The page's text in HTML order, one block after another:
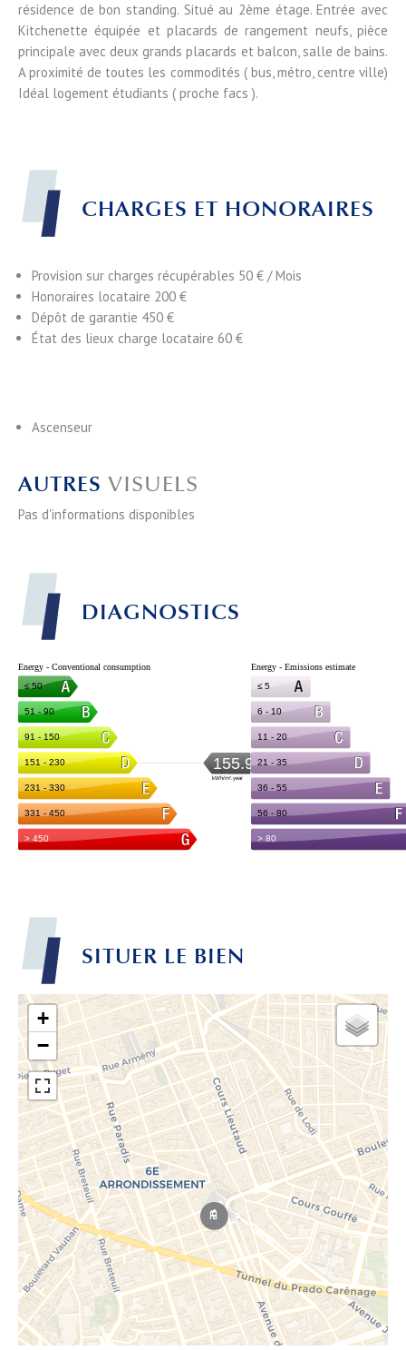
résidence de bon standing. Situé au 2ème étage. Entrée avec
Kitchenette équipée et placards de rangement neufs, pièce
principale avec deux grands placards et balcon, salle de bains.
A proximité de toutes les commodités ( bus, métro, centre ville)
Idéal logement étudiants ( proche facs ).
Ascenseur
CHARGES ET HONORAIRES
Provision sur charges récupérables 50 € / Mois
Honoraires locataire 200 €
Dépôt de garantie 450 €
État des lieux charge locataire 60 €
AUTRES VISUELS
Pas d'informations disponibles
DIAGNOSTICS
SITUER LE BIEN
+
−